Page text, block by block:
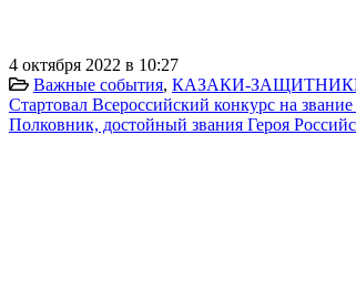
4 октября 2022 в 10:27
Важные события, КАЗАКИ-
Стартовал Всероссийский конкурс на
Полковник, достойный звания Героя